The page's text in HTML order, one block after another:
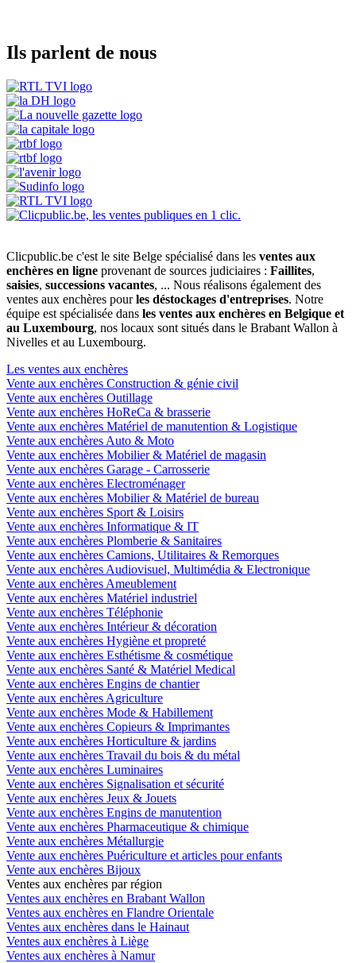
Ils parlent de nous
Clicpublic.be c'est le site Belge spécialisé dans les ventes aux
enchères en ligne provenant de sources judiciaires : Faillites,
saisies, successions vacantes, ... Nous réalisons également des
ventes aux enchères pourles déstockages d'entreprises. Notre
équipe est spécialisée dans les ventes aux enchères en Belgique et
au Luxembourg, nos locaux sont situés dans le Brabant Wallon à
Nivelles et au Luxembourg.
Les ventes aux enchères
Vente aux enchères Construction & génie civil
Vente aux enchères Outillage
Vente aux enchères HoReCa & brasserie
Vente aux enchères Matériel de manutention & Logistique
Vente aux enchères Auto & Moto
Vente aux enchères Mobilier & Matériel de magasin
Vente aux enchères Garage - Carrosserie
Vente aux enchères Electroménager
Vente aux enchères Mobilier & Matériel de bureau
Vente aux enchères Sport & Loisirs
Vente aux enchères Informatique & IT
Vente aux enchères Plomberie & Sanitaires
Vente aux enchères Camions, Utilitaires & Remorques
Vente aux enchères Audiovisuel, Multimédia & Electronique
Vente aux enchères Ameublement
Vente aux enchères Matériel industriel
Vente aux enchères Téléphonie
Vente aux enchères Intérieur & décoration
Vente aux enchères Hygiène et propreté
Vente aux enchères Esthétisme & cosmétique
Vente aux enchères Santé & Matériel Medical
Vente aux enchères Engins de chantier
Vente aux enchères Agriculture
Vente aux enchères Mode & Habillement
Vente aux enchères Copieurs & Imprimantes
Vente aux enchères Horticulture & jardins
Vente aux enchères Travail du bois & du métal
Vente aux enchères Luminaires
Vente aux enchères Signalisation et sécurité
Vente aux enchères Jeux & Jouets
Vente aux enchères Engins de manutention
Vente aux enchères Pharmaceutique & chimique
Vente aux enchères Métallurgie
Vente aux enchères Puériculture et articles pour enfants
Vente aux enchères Bijoux
Ventes aux enchères par région
Ventes aux enchères en Brabant Wallon
Ventes aux enchères en Flandre Orientale
Ventes aux enchères dans le Hainaut
Ventes aux enchères à Liège
Ventes aux enchères à Namur